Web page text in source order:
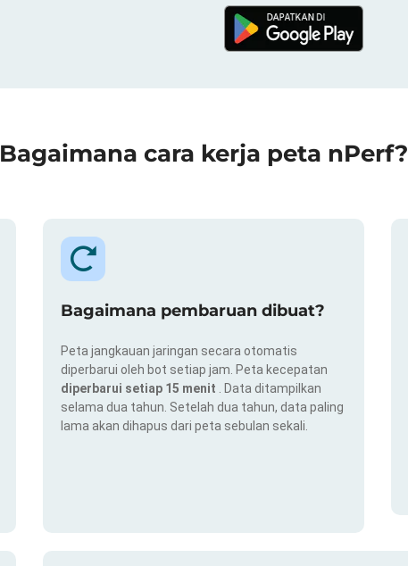
Bagaimana cara kerja peta nPerf?
Bagaimana pembaruan dibuat?
Peta jangkauan jaringan secara otomatis
diperbarui oleh bot setiap jam. Peta kecepatan
diperbarui setiap 15 menit
. Data ditampilkan
selama dua tahun. Setelah dua tahun, data paling
lama akan dihapus dari peta sebulan sekali.